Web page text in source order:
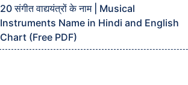
20 संगीत वाद्ययंत्रों के नाम | Musical
Instruments Name in Hindi and English
Chart (Free PDF)